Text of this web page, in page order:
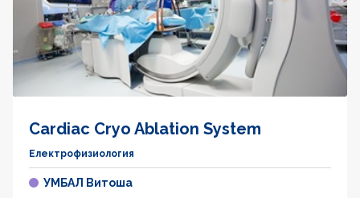
Cardiac Cryo Ablation System
Електрофизиология
УМБАЛ Витоша